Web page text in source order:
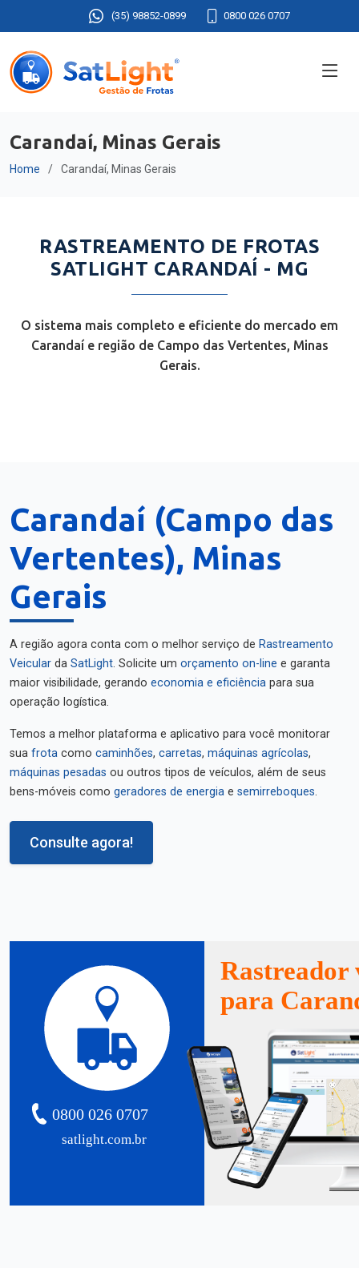
(35) 98852-0899 0800 026 0707
Carandaí, Minas Gerais
Home Carandaí, Minas Gerais
RASTREAMENTO DE FROTAS
SATLIGHT CARANDAÍ - MG
O sistema mais completo e eficiente do mercado em
Carandaí e região de Campo das Vertentes, Minas
Gerais.
Carandaí (Campo das
Vertentes), Minas
Gerais
A região agora conta com o melhor serviço de Rastreamento
Veicular da SatLight. Solicite um orçamento on-line e garanta
maior visibilidade, gerando economia e eficiência para sua
operação logística.
Temos a melhor plataforma e aplicativo para você monitorar
sua frota como caminhões, carretas, máquinas agrícolas,
máquinas pesadas ou outros tipos de veículos, além de seus
bens-móveis como geradores de energia e semirreboques.
Consulte agora!
satlight.com.br
0800 026 0707
Rastreador
para